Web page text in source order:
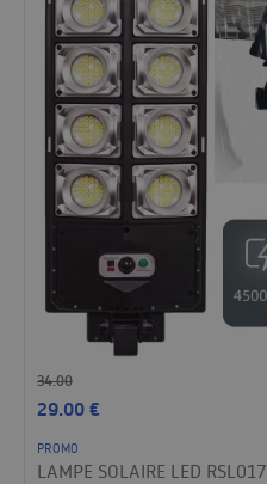
34.00
29.00€
PROMO
LAMPE SOLAIRE LED RSL017